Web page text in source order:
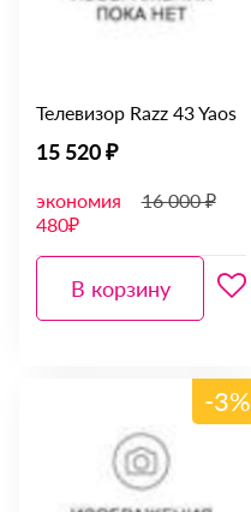
Телевизор Razz 43 Yaos
15 520 ₽
экономия
480₽
16 000 ₽
В корзину
-3%